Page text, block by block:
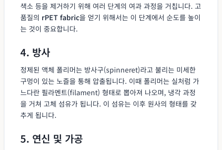
색소 등을 제거하기 위해 여러 단계의 여과 과정을 거칩니다. 고
품질의 rPET fabric을 얻기 위해서는 이 단계에서 순도를 높이
는 것이 중요합니다.
4. 방사
정제된 액체 폴리머는 방사구(spinneret)라고 불리는 미세한
구멍이 있는 노즐을 통해 압출됩니다. 이때 폴리머는 실처럼 가
느다란 필라멘트(filament) 형태로 뽑아져 나오며, 냉각 과정
을 거쳐 고체 섬유가 됩니다. 이 섬유는 이후 원사의 형태를 갖
추게 됩니다.
5. 연신 및 가공